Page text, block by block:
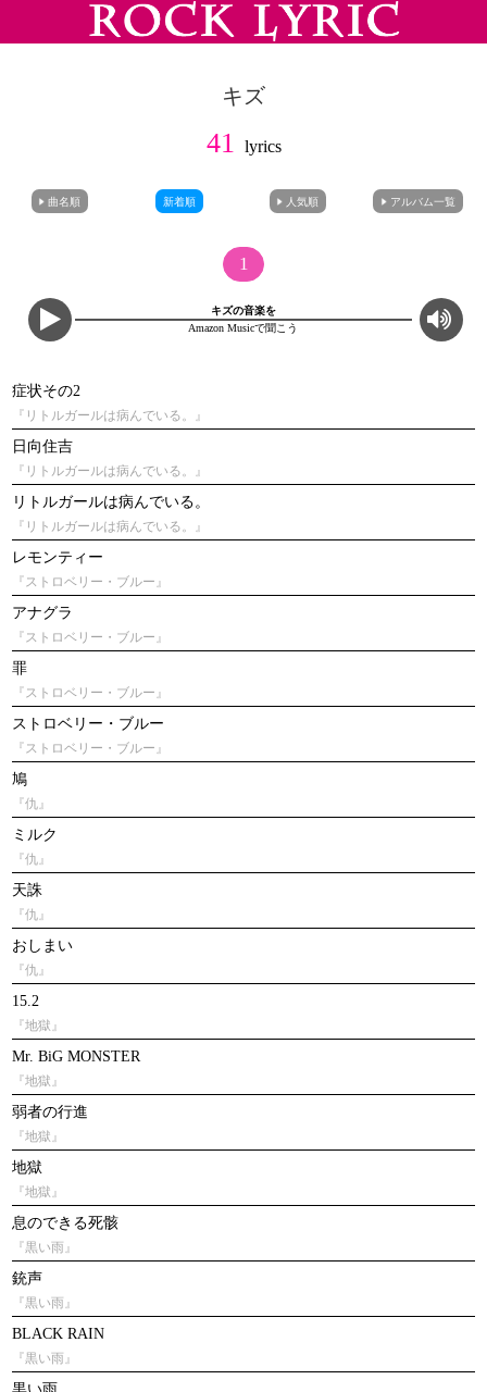
キズ
41 lyrics
曲名順 新着順 人気順 アルバム一覧
1
キズの音楽を
Amazon Musicで聞こう
症状その2
『リトルガールは病んでいる。』
日向住吉
『リトルガールは病んでいる。』
リトルガールは病んでいる。
『リトルガールは病んでいる。』
レモンティー
『ストロベリー・ブルー』
アナグラ
『ストロベリー・ブルー』
罪
『ストロベリー・ブルー』
ストロベリー・ブルー
『ストロベリー・ブルー』
鳩
『仇』
ミルク
『仇』
天誅
『仇』
おしまい
『仇』
15.2
『地獄』
Mr. BiG MONSTER
『地獄』
弱者の行進
『地獄』
地獄
『地獄』
息のできる死骸
『黒い雨』
銃声
『黒い雨』
BLACK RAIN
『黒い雨』